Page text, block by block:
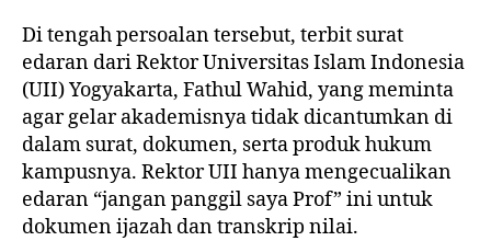
Di tengah persoalan tersebut, terbit surat
edaran dari Rektor Universitas Islam Indonesia
(UII) Yogyakarta, Fathul Wahid, yang meminta
agar gelar akademisnya tidak dicantumkan di
dalam surat, dokumen, serta produk hukum
kampusnya. Rektor UII hanya mengecualikan
edaran “jangan panggil saya Prof” ini untuk
dokumen ijazah dan transkrip nilai.